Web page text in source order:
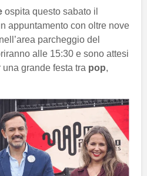
ospita questo sabato il
appuntamento con oltre nove
nell’area parcheggio del
alle 15:30 e sono attesi
grande festa tra pop,